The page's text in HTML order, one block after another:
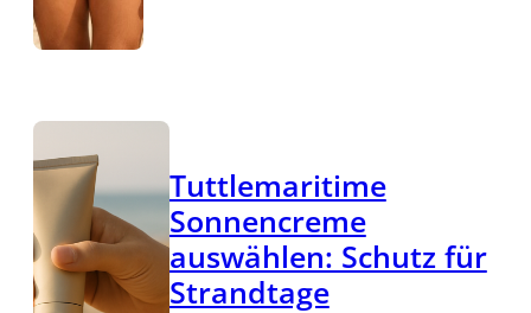
Tuttlemaritime
Sonnencreme
auswählen: Schutz für
Strandtage